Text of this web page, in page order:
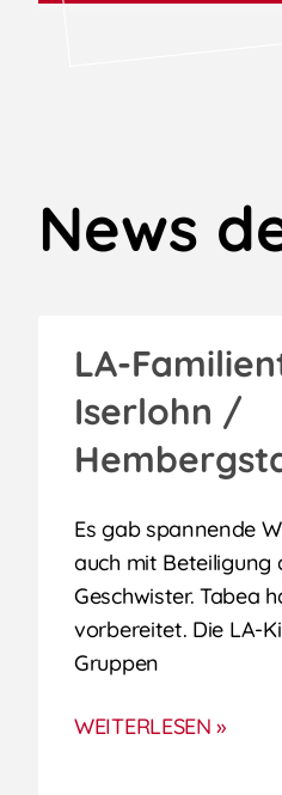
News
LA-
Iserlohn /
Es gab spannende
auch mit Beteiligung
Geschwister. Tabea
vorbereitet. Die LA-
Gruppen
WEITERLESEN »